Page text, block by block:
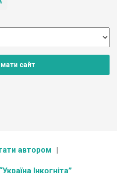
сайт
автором
Інкогніта”